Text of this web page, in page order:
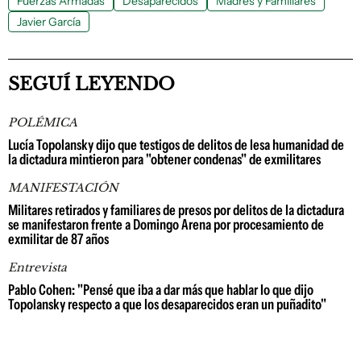
Javier García
SEGUÍ LEYENDO
POLÉMICA
Lucía Topolansky dijo que testigos de delitos de lesa humanidad de
la dictadura mintieron para "obtener condenas" de exmilitares
MANIFESTACIÓN
Militares retirados y familiares de presos por delitos de la dictadura
se manifestaron frente a Domingo Arena por procesamiento de
exmilitar de 87 años
Entrevista
Pablo Cohen: "Pensé que iba a dar más que hablar lo que dijo
Topolansky respecto a que los desaparecidos eran un puñadito"